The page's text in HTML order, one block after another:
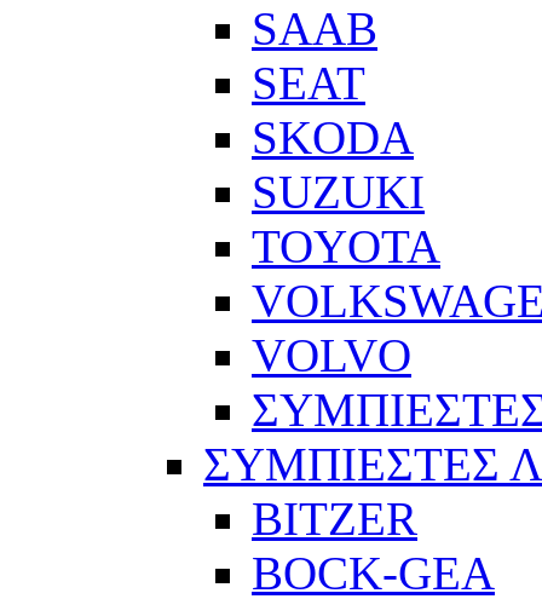
SAAB
SEAT
SKODA
SUZUKI
TOYOTA
VOLVO
ΣΥΜΠΙΕΣΤΕΣ
BITZER
BOCK-GEA